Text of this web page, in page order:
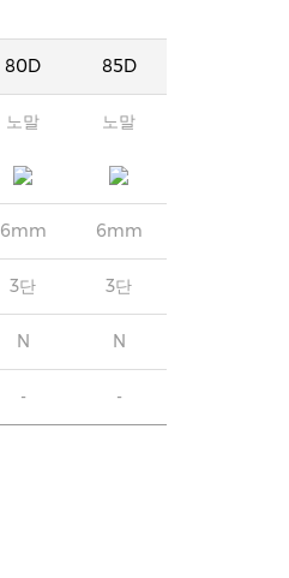
80D 85D
노말 노말
6mm 6mm
3단 3단
N N
- -